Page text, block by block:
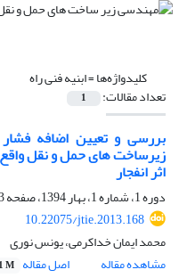
کلیدواژه‌ها =ابنیه فنی راه
تعداد مقالات: 1
بررسی و تعیین اضافه
زیرساخت‏ های حمل و نقل
اثر انفجار
دوره 1، شماره 1، بهار 1394، صفحه
10.22075/jtie.2013.168
محمد ایمان خداکرمی، یونس نوری
مشاهده مقاله
اصل مقاله M